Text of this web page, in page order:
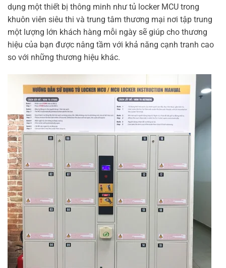
dụng một thiết bị thông minh như tủ locker MCU trong
khuôn viên siêu thi và trung tâm thương mại nơi tập trung
một lượng lớn khách hàng mỗi ngày sẽ giúp cho thương
hiệu của bạn được nâng tầm với khả năng cạnh tranh cao
so với những thương hiệu khác.